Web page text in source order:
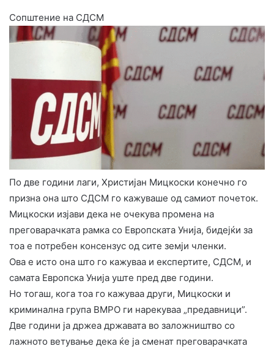
Сопштение на СДСМ
По две години лаги, Христијан Мицкоски конечно го
призна она што СДСМ го кажуваше од самиот почеток.
Мицкоски изјави дека не очекува промена на
преговарачката рамка со Европската Унија, бидејќи за
тоа е потребен консензус од сите земји членки.
Ова е исто она што го кажуваа и експертите, СДСМ, и
самата Европска Унија уште пред две години.
Но тогаш, кога тоа го кажуваа други, Мицкоски и
криминална група ВМРО ги нарекуваа „предавници”.
Две години ја држеа државата во заложништво со
лажното ветување дека ќе ја сменат преговарачката